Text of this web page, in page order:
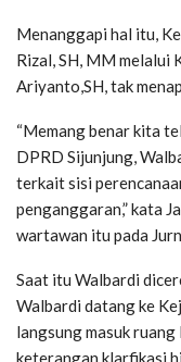
Menanggapi hal itu,
Rizal, SH, MM melalui
Ariyanto,SH, tak
“Memang benar kita
DPRD Sijunjung,
terkait sisi
penganggaran,” kata
wartawan itu pada
Saat itu Walbardi
Walbardi datang ke
langsung masuk
keterangan klarfikasi